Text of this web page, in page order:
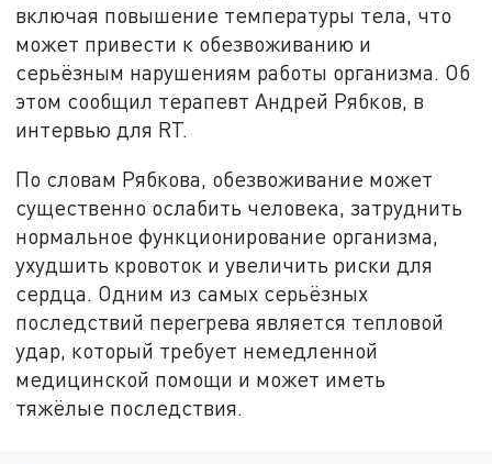
включая повышение температуры тела, что
может привести к обезвоживанию и
серьёзным нарушениям работы организма. Об
этом сообщил терапевт Андрей Рябков, в
интервью для RT.
По словам Рябкова, обезвоживание может
существенно ослабить человека, затруднить
нормальное функционирование организма,
ухудшить кровоток и увеличить риски для
сердца. Одним из самых серьёзных
последствий перегрева является тепловой
удар, который требует немедленной
медицинской помощи и может иметь
тяжёлые последствия.